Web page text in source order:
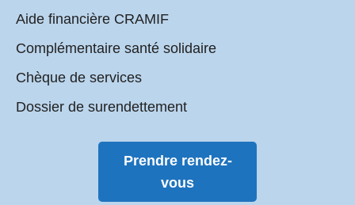
Aide financière CRAMIF
Complémentaire santé solidaire
Chèque de services
Dossier de surendettement
Prendre rendez-
vous